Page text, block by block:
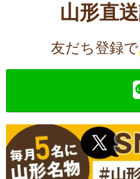
山形直
友だち登録で